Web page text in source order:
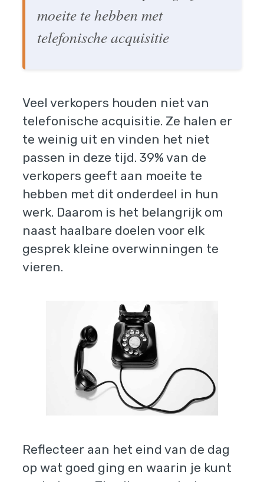
moeite te hebben met
telefonische acquisitie
Veel verkopers houden niet van
telefonische acquisitie. Ze halen er
te weinig uit en vinden het niet
passen in deze tijd. 39% van de
verkopers geeft aan moeite te
hebben met dit onderdeel in hun
werk. Daarom is het belangrijk om
naast haalbare doelen voor elk
gesprek kleine overwinningen te
vieren.
Reflecteer aan het eind van de dag
op wat goed ging en waarin je kunt